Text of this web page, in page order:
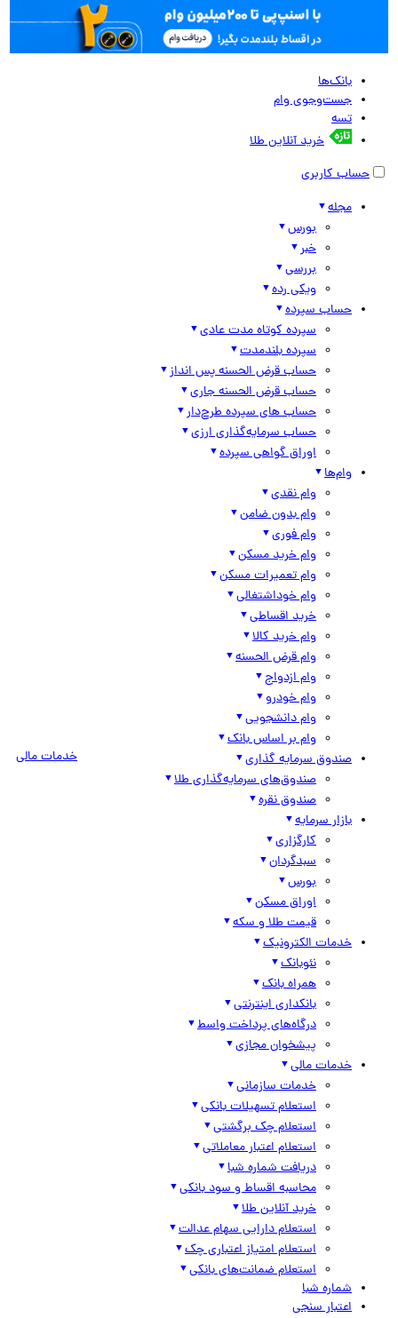
بانک‌ها
جست‌وجوی وام
تسه
خرید آنلاین طلا
حساب کاربری
مجله
بورس
خبر
بررسی
ویکی رده
حساب سپرده
سپرده کوتاه مدت عادی
سپرده بلندمدت
حساب قرض الحسنه پس انداز
حساب قرض الحسنه جاری
حساب های سپرده طرح‌دار
حساب سرمایه‌گذاری ارزی
اوراق گواهی سپرده
وام‌ها
وام نقدی
وام بدون ضامن
وام فوری
وام خرید مسکن
وام تعمیرات مسکن
وام خوداشتغالی
خرید اقساطی
وام خرید کالا
وام قرض الحسنه
وام ازدواج
وام خودرو
وام دانشجویی
وام بر اساس بانک
صندوق سرمایه گذاری
صندوق‌های سرمایه‌گذاری طلا
صندوق نقره
بازار سرمایه
کارگزاری
سبدگردان
بورس
اوراق مسکن
قیمت طلا و سکه
خدمات الکترونیک
نئوبانک
همراه بانک
بانکداری اینترنتی
درگاه‌های پرداخت واسط
پیشخوان مجازی
خدمات مالی
خدمات سازمانی
استعلام تسهیلات بانکی
استعلام چک برگشتی
استعلام اعتبار معاملاتی
دریافت شماره شبا
محاسبه اقساط و سود بانکی
خرید آنلاین طلا
استعلام دارایی سهام عدالت
استعلام امتیاز اعتباری چک
استعلام ضمانت‌های بانکی
شماره شبا
اعتبار سنجی
خدمات مالی